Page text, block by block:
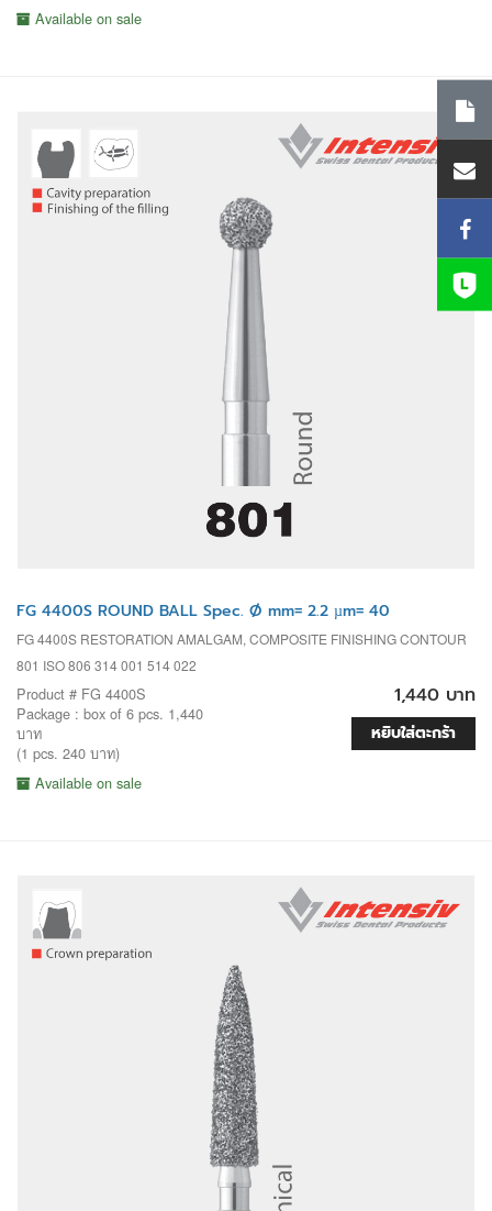
Available on sale
FG 4400S ROUND BALL Spec. Ø mm= 2.2 µm= 40
FG 4400S RESTORATION AMALGAM, COMPOSITE FINISHING CONTOUR
801 ISO 806 314 001 514 022
Product # FG 4400S
Package : box of 6 pcs. 1,440
บาท
(1 pcs. 240 บาท)
Available on sale
1,440 บาท
หยิบใส่ตะกร้า